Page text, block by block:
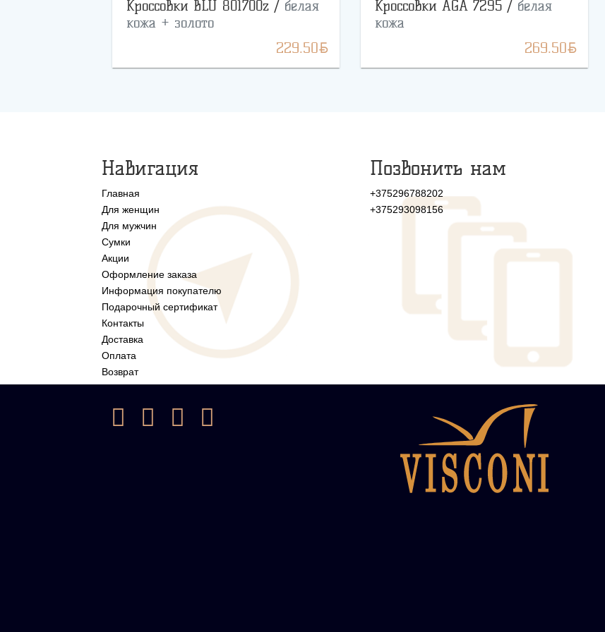
Кроссовки BLU 801700z / белая
кожа + золото
229.50BYN
Кроссовки AGA 7295 / белая
кожа
269.50BYN
Навигация
Главная
Для женщин
Для мужчин
Сумки
Акции
Оформление заказа
Информация покупателю
Подарочный сертификат
Контакты
Доставка
Оплата
Возврат
Позвонить нам
+375296788202
+375293098156